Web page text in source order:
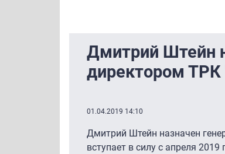
Дмитрий Штейн
директором
01.04.2019 14:10
Дмитрий Штейн назначен
вступает в силу с апреля 2019